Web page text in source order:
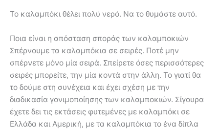
Το καλαμπόκι θέλει πολύ νερό. Να το θυμάστε αυτό.
Ποια είναι η απόσταση σποράς των καλαμποκιών
Σπέρνουμε τα καλαμπόκια σε σειρές. Ποτέ μην
σπέρνετε μόνο μία σειρά. Σπείρετε όσες περισσότερες
σειρές μπορείτε, την μία κοντά στην άλλη. Το γιατί θα
το δούμε στη συνέχεια και έχει σχέση με την
διαδικασία γονιμοποίησης των καλαμποκιών. Σίγουρα
έχετε δει τις εκτάσεις φυτεμένες με καλαμπόκι σε
Ελλάδα και Αμερική, με τα καλαμπόκια το ένα δίπλα